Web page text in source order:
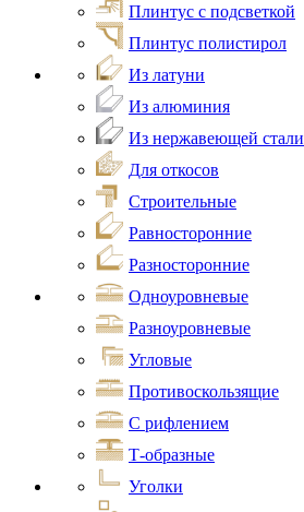
Плинтус с подсветкой
Плинтус полистирол
Из латуни
Из алюминия
Из нержавеющей стали
Для откосов
Строительные
Равносторонние
Разносторонние
Одноуровневые
Разноуровневые
Угловые
Противоскользящие
С рифлением
Т-образные
Уголки